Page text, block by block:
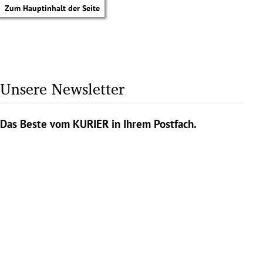
Zum Hauptinhalt der Seite
Unsere Newsletter
Das Beste vom KURIER in Ihrem Postfach.